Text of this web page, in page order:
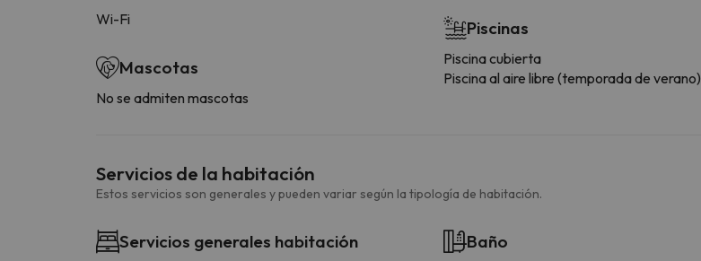
Wi-Fi
Mascotas
No se admiten mascotas
Piscinas
Piscina cubierta
Piscina al aire libre (temporada de verano)
Servicios de la habitación
Estos servicios son generales y pueden variar según la tipología de habitación.
Servicios generales habitación Baño